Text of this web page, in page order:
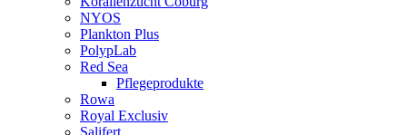
NYOS
Plankton Plus
PolypLab
Red Sea
Pflegeprodukte
Rowa
Royal Exclusiv
Salifert